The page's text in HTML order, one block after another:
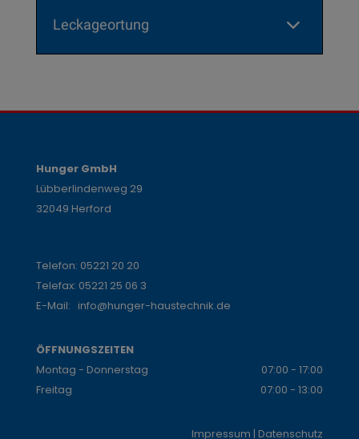
Leckageortung
Hunger GmbH
Lübberlindenweg 29
32049 Herford
Telefon: 05221 20 20
Telefax: 05221 25 06 3
E-Mail: info@hunger-haustechnik.de
ÖFFNUNGSZEITEN
Montag - Donnerstag
07:00 - 17:00
Freitag
07:00 - 13:00
Impressum | Datenschutz